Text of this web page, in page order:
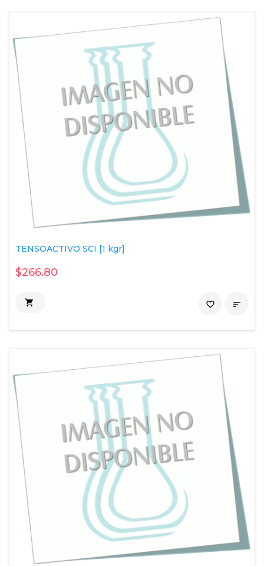
TENSOACTIVO SCI [1 kgr]
$266.80
 
favorite_border